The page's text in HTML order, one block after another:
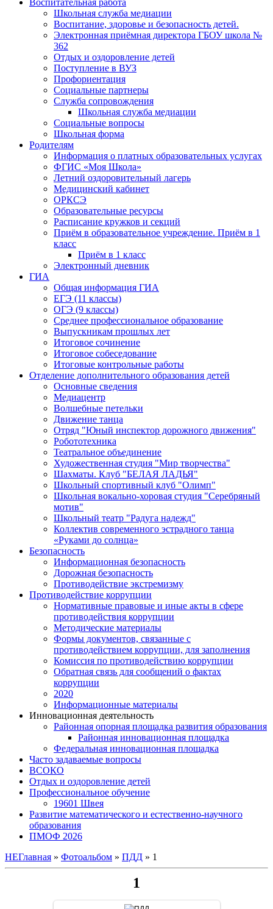
Воспитательная работа
Школьная служба медиации
Воспитание, здоровье и безопасность детей.
Электронная приёмная директора ГБОУ школа №
362
Отдых и оздоровление детей
Поступление в ВУЗ
Профориентация
Социальные партнеры
Служба сопровождения
Школьная служба медиации
Социальные вопросы
Школьная форма
Родителям
Информация о платных образовательных услугах
ФГИС «Моя Школа»
Летний оздоровительный лагерь
Медицинский кабинет
ОРКСЭ
Образовательные ресурсы
Расписание кружков и секций
Приём в образовательное учреждение. Приём в 1
класс
Приём в 1 класс
Электронный дневник
ГИА
Общая информация ГИА
ЕГЭ (11 классы)
ОГЭ (9 классы)
Среднее профессиональное образование
Выпускникам прошлых лет
Итоговое сочинение
Итоговое собеседование
Итоговые контрольные работы
Отделение дополнительного образования детей
Основные сведения
Медиацентр
Волшебные петельки
Движение танца
Отряд "Юный инспектор дорожного движения"
Робототехника
Театральное объединение
Художественная студия "Мир творчества"
Шахматы. Клуб "БЕЛАЯ ЛАДЬЯ"
Школьный спортивный клуб "Олимп"
Школьная вокально-хоровая студия "Серебряный
мотив"
Школьный театр "Радуга надежд"
Коллектив современного эстрадного танца
«Руками до солнца»
Безопасность
Информационная безопасность
Дорожная безопасность
Противодействие экстремизму
Противодействие коррупции
Нормативные правовые и иные акты в сфере
противодействия коррупции
Методические материалы
Формы документов, связанные с
противодействием коррупции, для заполнения
Комиссия по противодействию коррупции
Обратная связь для сообщений о фактах
коррупции
2020
Информационные материалы
Инновационная деятельность
Районная опорная площадка развития образования
Районная инновационная площадка
Федеральная инновационная площадка
Часто задаваемые вопросы
ВСОКО
Отдых и оздоровление детей
Профессиональное обучение
19601 Швея
Развитие математического и естественно-научного
образования
ПМОФ 2026
НЕГлавная » Фотоальбом » ПДД » 1
1